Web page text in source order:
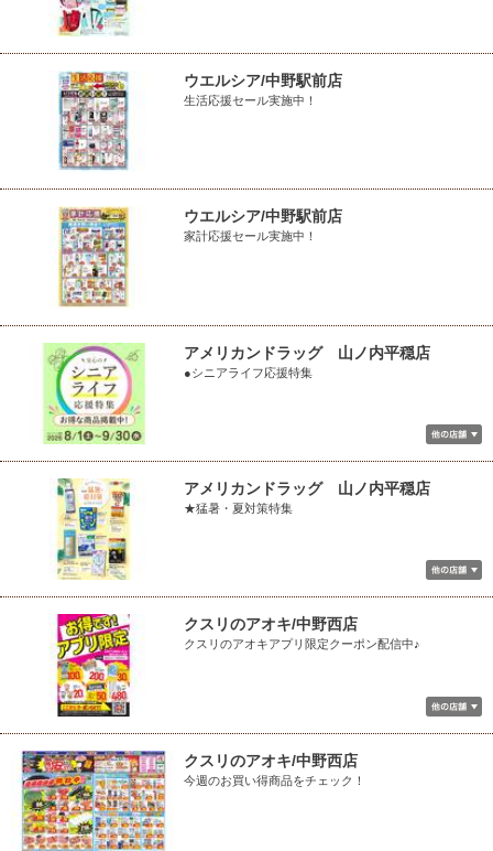
ウエルシア/中野駅前店
生活応援セール実施中！
ウエルシア/中野駅前店
家計応援セール実施中！
アメリカンドラッグ 山ノ内平穏店
●シニアライフ応援特集
アメリカンドラッグ 山ノ内平穏店
★猛暑・夏対策特集
クスリのアオキ/中野西店
クスリのアオキアプリ限定クーポン配信中♪
クスリのアオキ/中野西店
今週のお買い得商品をチェック！